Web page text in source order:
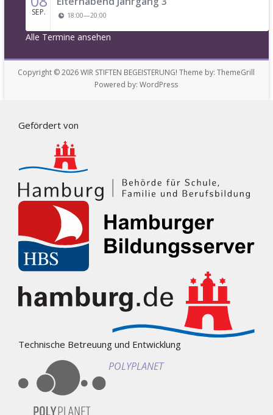
SEP. 18:00—20:00
Alle Termine ansehen
Copyright © 2026WIR STIFTEN BEGEISTERUNG! Theme by:ThemeGrill
Powered by:WordPress
Gefördert von
Technische Betreuung und Entwicklung
POLYPLANET